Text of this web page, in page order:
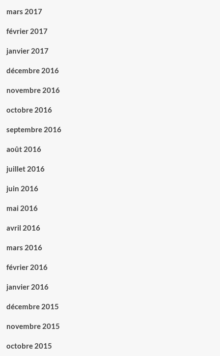
mars 2017
février 2017
janvier 2017
décembre 2016
novembre 2016
octobre 2016
septembre 2016
août 2016
juillet 2016
juin 2016
mai 2016
avril 2016
mars 2016
février 2016
janvier 2016
décembre 2015
novembre 2015
octobre 2015